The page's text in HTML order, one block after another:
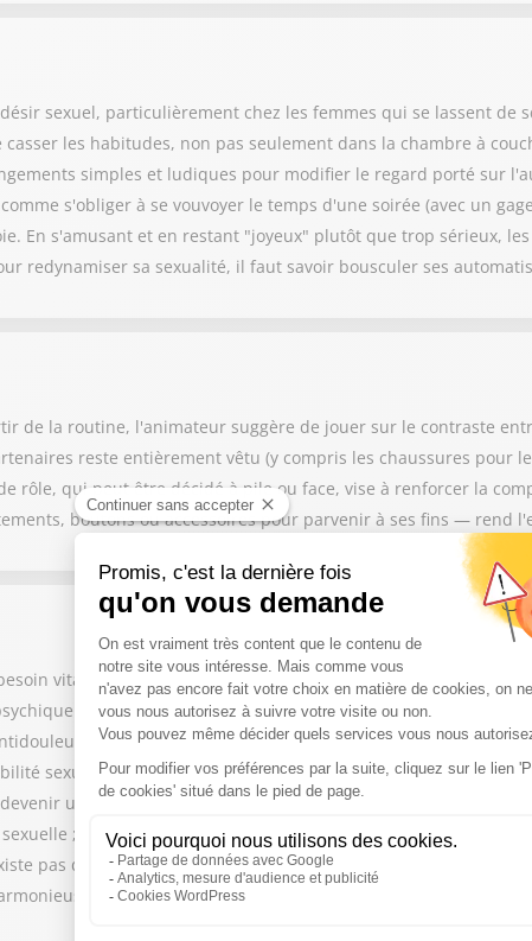
sexuel, particulièrement chez les femmes qui se lassent de
les habitudes, non pas seulement dans la chambre à
simples et ludiques pour modifier le regard porté sur
s'obliger à se vouvoyer le temps d'une soirée (avec un
En s'amusant et en restant "joyeux" plutôt que trop sérieux,
redynamiser sa sexualité, il faut savoir bousculer ses
de la routine, l'animateur suggère de jouer sur le contraste
reste entièrement vêtu (y compris les chaussures pour
rôle, qui peut être décidé à pile ou face, vise à renforcer la
boutons ou accessoires pour parvenir à ses fins — rend
vital au sens biologique (contrairement à la nourriture ou
et au bien-être** de l’individu. S’appuyant sur la
et antidépresseurs naturels, favorisant la détente
sexuelle** lors de l’engagement amoureux. Si l’on a
une source de souffrance réelle et de déséquilibre à long
; les deux sont complémentaires. Enfin, il invite chacun
pas de norme universelle, les extrêmes (dépendance ou